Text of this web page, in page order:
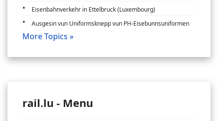
Eisenbahnverkehr in Ettelbruck (Luxembourg)
Ausgesin vun Uniformsknepp vun PH-Eisebunnsuniformen
More Topics »
rail.lu - Menu